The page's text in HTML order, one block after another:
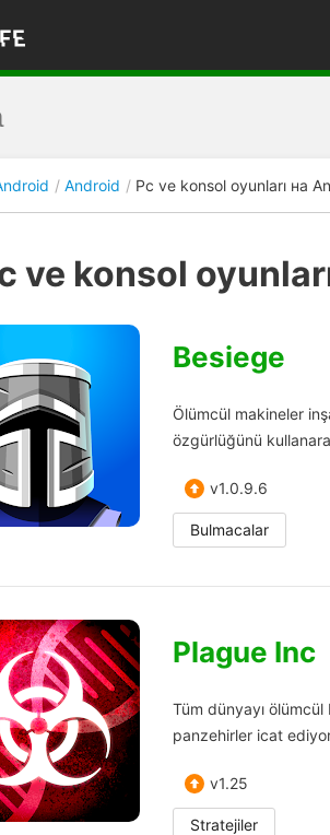
Android Pc ve konsol oyunları на
ve konsol
Besiege
Ölümcül makineler
özgürlüğünü
v1.0.9.6
Bulmacalar
Plague Inc
Tüm dünyayı ölümcül
panzehirler icat
v1.25
Stratejiler